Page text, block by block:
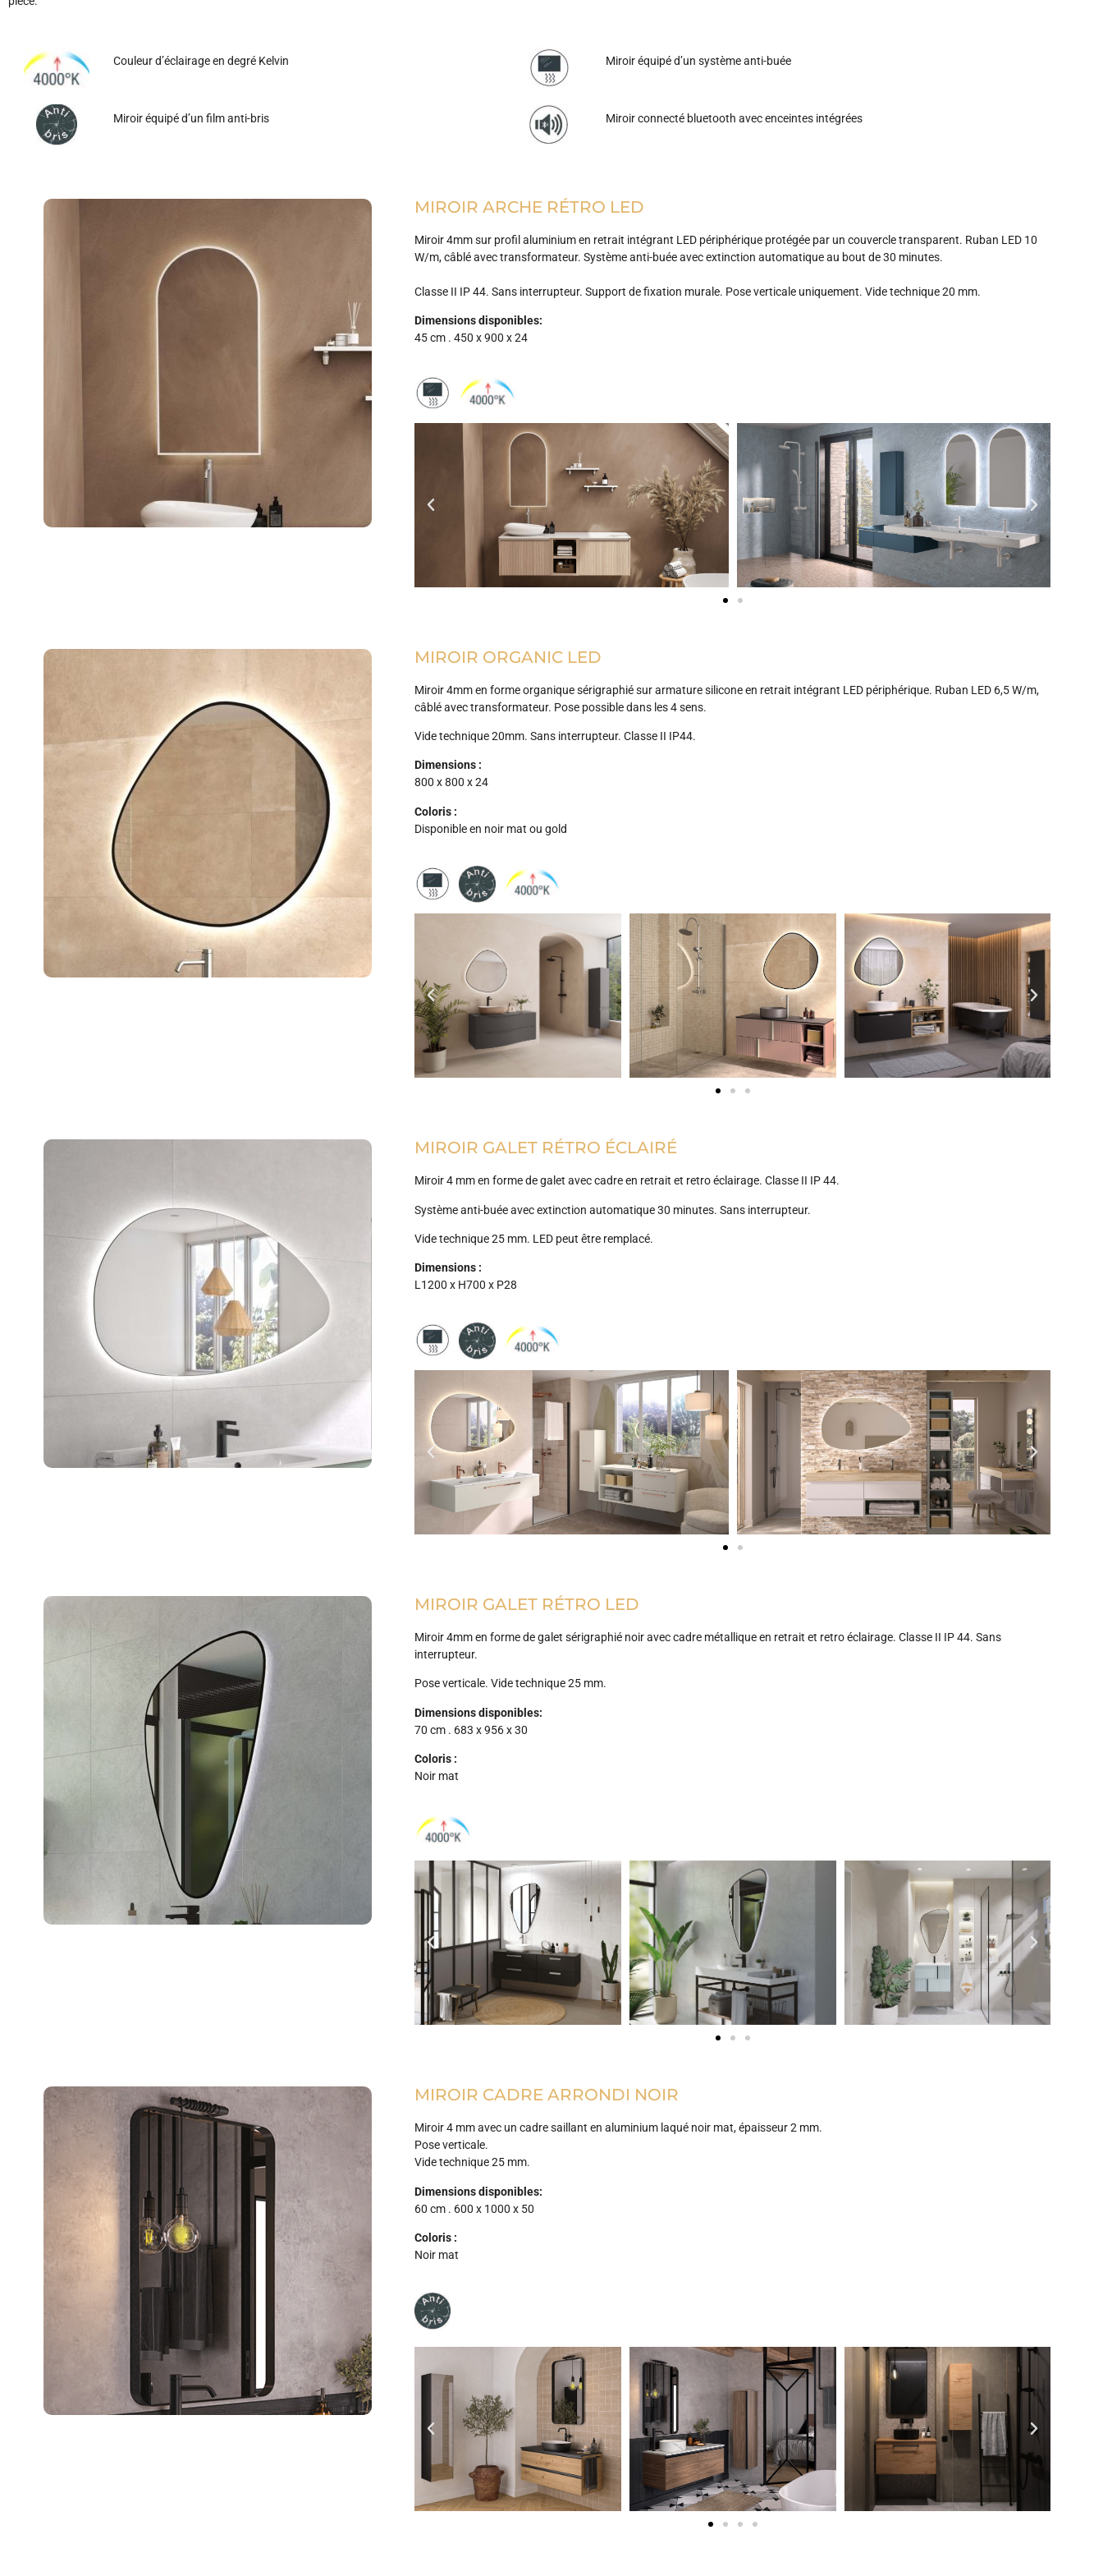
Couleur d’éclairage en degré Kelvin
Miroir équipé d’un film anti-bris
Miroir équipé d’un système anti-buée
Miroir connecté bluetooth avec enceintes intégrées
MIROIR ARCHE RÉTRO LED
Miroir 4mm sur profil aluminium en retrait intégrant LED périphérique protégée par un couvercle transparent. Ruban LED 10
W/m, câblé avec transformateur. Système anti-buée avec extinction automatique au bout de 30 minutes.
Classe II IP 44. Sans interrupteur. Support de fixation murale. Pose verticale uniquement. Vide technique 20 mm.
Dimensions disponibles:
45 cm . 450 x 900 x 24
MIROIR ORGANIC LED
Miroir 4mm en forme organique sérigraphié sur armature silicone en retrait intégrant LED périphérique. Ruban LED 6,5 W/m,
câblé avec transformateur. Pose possible dans les 4 sens.
Vide technique 20mm. Sans interrupteur. Classe II IP44.
Dimensions :
800 x 800 x 24
Coloris :
Disponible en noir mat ou gold
MIROIR GALET RÉTRO ÉCLAIRÉ
Miroir 4 mm en forme de galet avec cadre en retrait et retro éclairage. Classe II IP 44.
Système anti-buée avec extinction automatique 30 minutes. Sans interrupteur.
Vide technique 25 mm. LED peut être remplacé.
Dimensions :
L1200 x H700 x P28
MIROIR GALET RÉTRO LED
Miroir 4mm en forme de galet sérigraphié noir avec cadre métallique en retrait et retro éclairage. Classe II IP 44. Sans
interrupteur.
Pose verticale. Vide technique 25 mm.
Dimensions disponibles:
70 cm . 683 x 956 x 30
Coloris :
Noir mat
MIROIR CADRE ARRONDI NOIR
Miroir 4 mm avec un cadre saillant en aluminium laqué noir mat, épaisseur 2 mm.
Pose verticale.
Vide technique 25 mm.
Dimensions disponibles:
60 cm . 600 x 1000 x 50
Coloris :
Noir mat